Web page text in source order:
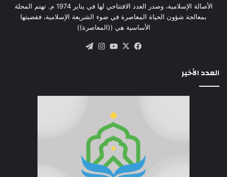
الأصالة الإسلامية، وصدر العدد الافتتاحي لها في يناير 1974 م. تهتم المجلة
بمعالجة شؤون الحياة المعاصرة في ضوء الشريعة الإسلامية، فقضيتها
الأساسية هي ((المعاصرة))
فيسبوك
‫X
‫YouTube
انستقرام
العدد الأخير